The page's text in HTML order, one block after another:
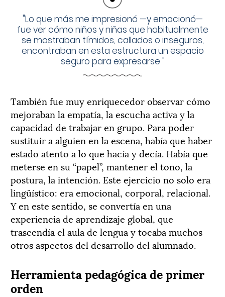
"Lo que más me impresionó —y emocionó—
fue ver cómo niños y niñas que habitualmente
se mostraban tímidos, callados o inseguros,
encontraban en esta estructura un espacio
seguro para expresarse "
También fue muy enriquecedor observar cómo
mejoraban la empatía, la escucha activa y la
capacidad de trabajar en grupo. Para poder
sustituir a alguien en la escena, había que haber
estado atento a lo que hacía y decía. Había que
meterse en su “papel”, mantener el tono, la
postura, la intención. Este ejercicio no solo era
lingüístico: era emocional, corporal, relacional.
Y en este sentido, se convertía en una
experiencia de aprendizaje global, que
trascendía el aula de lengua y tocaba muchos
otros aspectos del desarrollo del alumnado.
Herramienta pedagógica de primer
orden